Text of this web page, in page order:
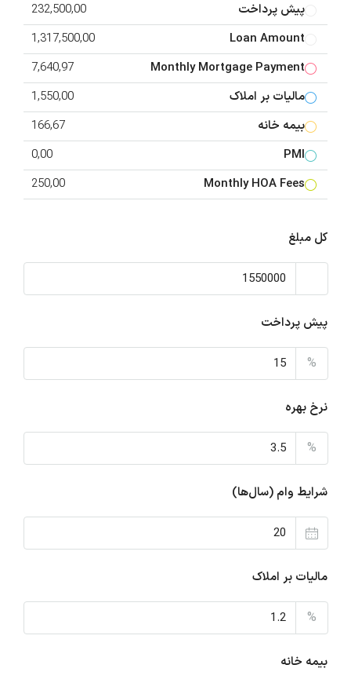
پیش پرداخت
232,500,00
Loan Amount
1,317,500,00
Monthly Mortgage Payment
7,640,97
مالیات بر املاک
1,550,00
بیمه خانه
166,67
PMI
0,00
Monthly HOA Fees
250,00
کل مبلغ
پیش پرداخت
%
نرخ بهره
%
شرایط وام (سال‌ها)
مالیات بر املاک
%
بیمه خانه